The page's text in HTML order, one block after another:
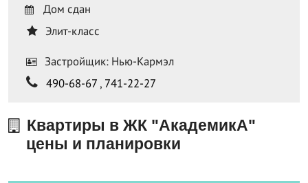
Дом сдан
Элит-класс
Застройщик: Нью-Кармэл
490-68-67 , 741-22-27
Квартиры в ЖК "АкадемикА"
цены и планировки